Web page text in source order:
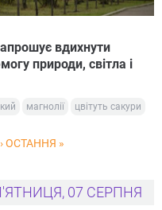
вдихнути
природи, світла і
магнолії цвітуть сакури
ОСТАННЯ »
07 СЕРПНЯ